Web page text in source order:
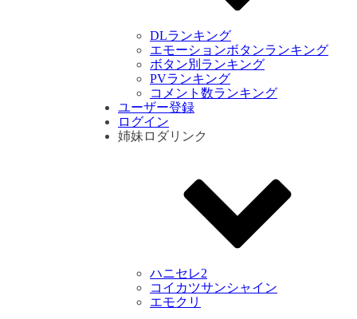
DLランキング
エモーションボタンランキング
ボタン別ランキング
PVランキング
コメント数ランキング
ユーザー登録
ログイン
姉妹ロダリンク
ハニセレ2
コイカツサンシャイン
エモクリ